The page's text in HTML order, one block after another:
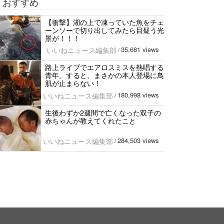
【衝撃】湖の上で凍っていた魚をチェ
ーンソーで切り出してみたら目疑う光
景が！！！
いいねニュース編集部 / 35,681 views
路上ライブでエアロスミスを熱唱する
青年。すると、まさかの本人登場に鳥
肌が止まらない！
いいねニュース編集部 / 180,998 views
生後わずか2週間で亡くなった双子の
赤ちゃんが教えてくれたこと
いいねニュース編集部 / 284,503 views